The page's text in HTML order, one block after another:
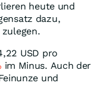
heute und
dazu,
USD pro
im Minus. Auch der
und